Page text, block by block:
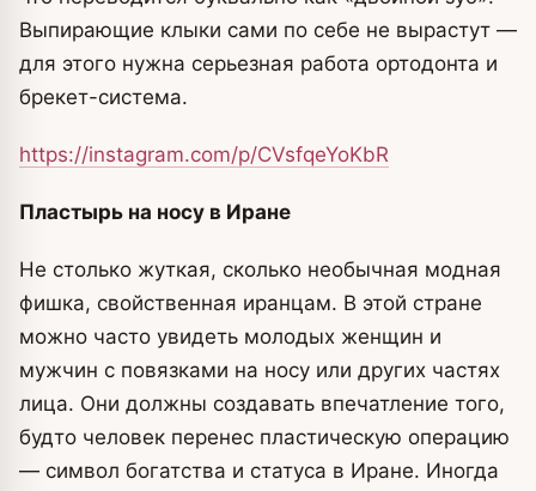
Выпирающие клыки сами по себе не вырастут —
для этого нужна серьезная работа ортодонта и
брекет-система.
https://instagram.com/p/CVsfqeYoKbR
Пластырь на носу в Иране
Не столько жуткая, сколько необычная модная
фишка, свойственная иранцам. В этой стране
можно часто увидеть молодых женщин и
мужчин с повязками на носу или других частях
лица. Они должны создавать впечатление того,
будто человек перенес пластическую операцию
— символ богатства и статуса в Иране. Иногда